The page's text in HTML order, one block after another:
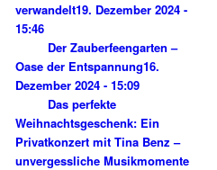
verwandelt19. Dezember 2024 -
15:46
Der Zauberfeengarten –
Oase der Entspannung16.
Dezember 2024 - 15:09
Das perfekte
Weihnachtsgeschenk: Ein
Privatkonzert mit Tina Benz –
unvergessliche Musikmomente